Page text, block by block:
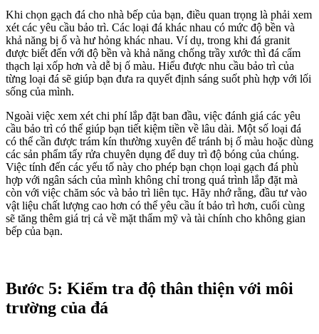
Khi chọn gạch đá cho nhà bếp của bạn, điều quan trọng là phải xem
xét các yêu cầu bảo trì. Các loại đá khác nhau có mức độ bền và
khả năng bị ố và hư hỏng khác nhau. Ví dụ, trong khi đá granit
được biết đến với độ bền và khả năng chống trầy xước thì đá cẩm
thạch lại xốp hơn và dễ bị ố màu. Hiểu được nhu cầu bảo trì của
từng loại đá sẽ giúp bạn đưa ra quyết định sáng suốt phù hợp với lối
sống của mình.
Ngoài việc xem xét chi phí lắp đặt ban đầu, việc đánh giá các yêu
cầu bảo trì có thể giúp bạn tiết kiệm tiền về lâu dài. Một số loại đá
có thể cần được trám kín thường xuyên để tránh bị ố màu hoặc dùng
các sản phẩm tẩy rửa chuyên dụng để duy trì độ bóng của chúng.
Việc tính đến các yếu tố này cho phép bạn chọn loại gạch đá phù
hợp với ngân sách của mình không chỉ trong quá trình lắp đặt mà
còn với việc chăm sóc và bảo trì liên tục. Hãy nhớ rằng, đầu tư vào
vật liệu chất lượng cao hơn có thể yêu cầu ít bảo trì hơn, cuối cùng
sẽ tăng thêm giá trị cả về mặt thẩm mỹ và tài chính cho không gian
bếp của bạn.
Bước 5: Kiểm tra độ thân thiện với môi
trường của đá